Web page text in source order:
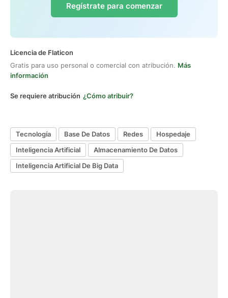
Regístrate para comenzar
Licencia de Flaticon
Gratis para uso personal o comercial con atribución. Más
información
Se requiere atribución ¿Cómo atribuir?
Tecnología Base De Datos Redes
Hospedaje
Inteligencia Artificial
Almacenamiento De Datos
Inteligencia Artificial De Big Data